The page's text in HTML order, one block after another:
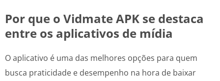
Por que o Vidmate APK se destaca
entre os aplicativos de mídia
O aplicativo é uma das melhores opções para quem
busca praticidade e desempenho na hora de baixar